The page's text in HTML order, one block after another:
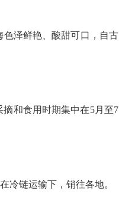
泽鲜艳、酸甜可口，自古
和食用时期集中在5月至7
冷链运输下，销往各地。